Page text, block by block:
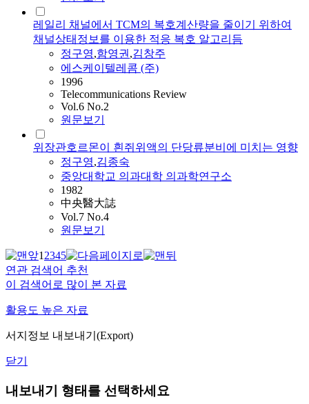
레일리 채널에서 TCM의 복호계산량을 줄이기 위하여
채널상태정보를 이용한 적응 복호 알고리듬
정구영,함영권,김창주
에스케이텔레콤 (주)
1996
Telecommunications Review
Vol.6 No.2
원문보기
위장관호르몬이 흰쥐위액의 단당류분비에 미치는 영향
정구영,김종숙
중앙대학교 의과대학 의과학연구소
1982
中央醫大誌
Vol.7 No.4
원문보기
12345
연관 검색어 추천
이 검색어로 많이 본 자료
활용도 높은 자료
서지정보 내보내기(Export)
닫기
내보내기 형태를 선택하세요